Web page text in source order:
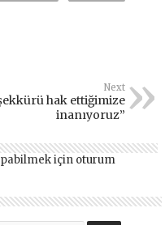
Next
hak ettiğimize
inanıyoruz”
için oturum